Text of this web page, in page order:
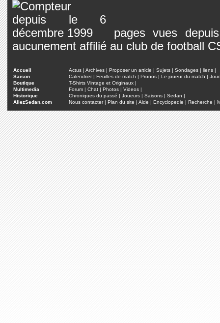
pages vues
aucunement affilié au club de football
Accueil Actus | Archives | Proposer un article | Sujets | Sondages | liens |
Saison
Calendrier| Feuilles de match | Pronos | Le joueur du match |
Boutique
T-Shirts Vintage et Originaux |
Multimedia
Forum | Chat | Photos | Videos |
Historique
Chroniques du passé | Joueurs | Saisons | Sedan |
AllezSedan.com
Nous contacter| Plan du site | Aide | Encyclopedie | Recherche |